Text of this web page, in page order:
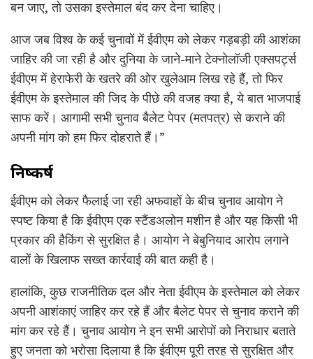
बन जाए, तो उसका इस्तेमाल बंद कर देना चाहिए।
आज जब विश्व के कई चुनावों में ईवीएम को लेकर गड़बड़ी की आशंका
जाहिर की जा रही है और दुनिया के जाने-माने टेक्नोलॉजी एक्सपर्ट्स
ईवीएम में हेराफेरी के खतरे की ओर खुलेआम लिख रहे हैं, तो फिर
ईवीएम के इस्तेमाल की जिद के पीछे की वजह क्या है, ये बात भाजपाई
साफ करें। आगामी सभी चुनाव बैलेट पेपर (मतपत्र) से कराने की
अपनी मांग को हम फिर दोहराते हैं।”
निष्कर्ष
ईवीएम को लेकर फैलाई जा रही अफवाहों के बीच चुनाव आयोग ने
स्पष्ट किया है कि ईवीएम एक स्टैंडअलोन मशीन है और यह किसी भी
प्रकार की हैकिंग से सुरक्षित है। आयोग ने बेबुनियाद आरोप लगाने
वालों के खिलाफ सख्त कार्रवाई की बात कही है।
हालांकि, कुछ राजनीतिक दल और नेता ईवीएम के इस्तेमाल को लेकर
अपनी आशंकाएं जाहिर कर रहे हैं और बैलेट पेपर से चुनाव कराने की
मांग कर रहे हैं। चुनाव आयोग ने इन सभी आरोपों को निराधार बताते
हुए जनता को भरोसा दिलाया है कि ईवीएम पूरी तरह से सुरक्षित और